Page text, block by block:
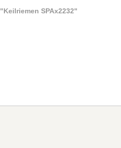
"Keilriemen SPAx2232"